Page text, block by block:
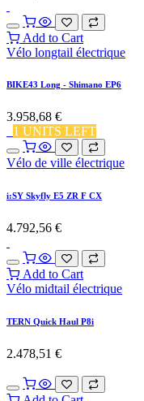
Add to Cart
Vélo longtail électrique
BIKE43 Long - Shimano EP6
3.958,68 €
1 UNITS LEFT
Vélo de ville électrique
i:SY Skyfly E5 ZR F CX
4.792,56 €
Add to Cart
Vélo midtail électrique
TERN Quick Haul P8i
2.478,51 €